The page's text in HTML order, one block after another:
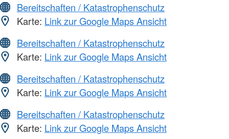
Bereitschaften / Katastrophenschutz
Karte: Link zur Google Maps Ansicht
Bereitschaften / Katastrophenschutz
Karte: Link zur Google Maps Ansicht
Bereitschaften / Katastrophenschutz
Karte: Link zur Google Maps Ansicht
Bereitschaften / Katastrophenschutz
Karte: Link zur Google Maps Ansicht